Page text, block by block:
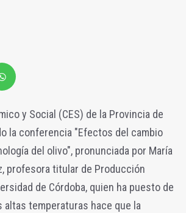
y Social (CES) de la Provincia de
la conferencia "Efectos del cambio
del olivo", pronunciada por María
profesora titular de Producción
de Córdoba, quien ha puesto de
altas temperaturas hace que la